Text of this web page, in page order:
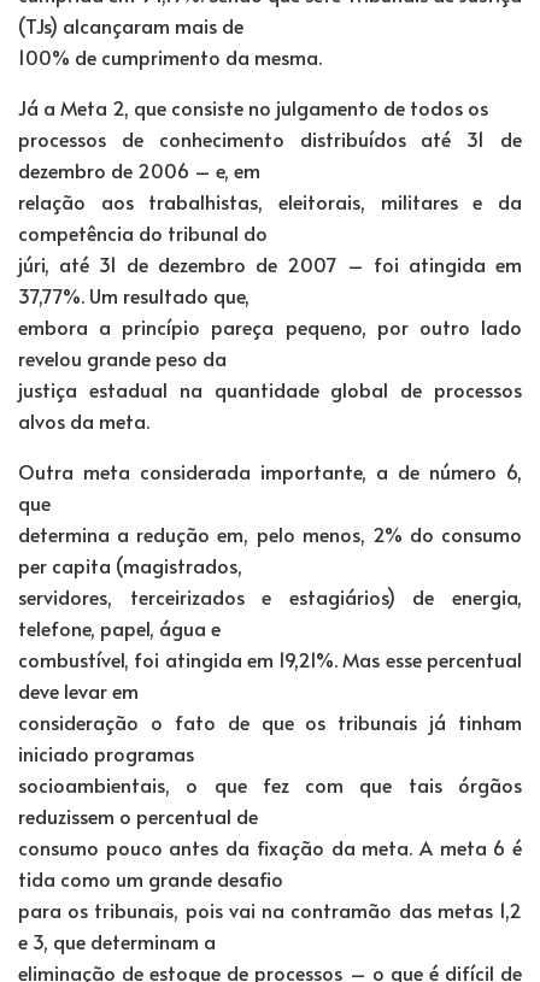
(TJs) alcançaram mais de
100% de cumprimento da mesma.
Já a Meta 2, que consiste no julgamento de todos os
processos de conhecimento distribuídos até 31 de
dezembro de 2006 – e, em
relação aos trabalhistas, eleitorais, militares e da
competência do tribunal do
júri, até 31 de dezembro de 2007 – foi atingida em
37,77%. Um resultado que,
embora a princípio pareça pequeno, por outro lado
revelou grande peso da
justiça estadual na quantidade global de processos
alvos da meta.
Outra meta considerada importante, a de número 6,
que
determina a redução em, pelo menos, 2% do consumo
per capita (magistrados,
servidores, terceirizados e estagiários) de energia,
telefone, papel, água e
combustível, foi atingida em 19,21%. Mas esse percentual
deve levar em
consideração o fato de que os tribunais já tinham
iniciado programas
socioambientais, o que fez com que tais órgãos
reduzissem o percentual de
consumo pouco antes da fixação da meta. A meta 6 é
tida como um grande desafio
para os tribunais, pois vai na contramão das metas 1,2
e 3, que determinam a
eliminação de estoque de processos – o que é difícil de